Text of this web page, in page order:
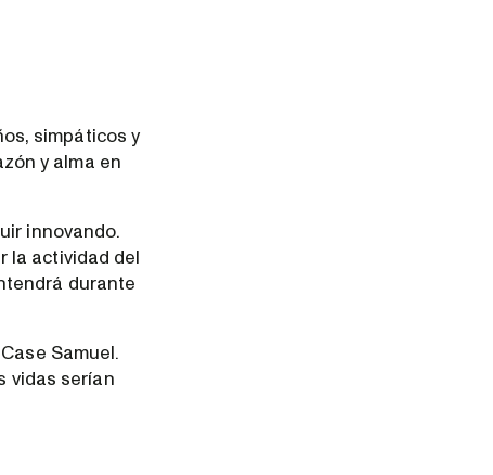
simpáticos y
y alma en
innovando.
la actividad del
durante
Samuel.
vidas serían